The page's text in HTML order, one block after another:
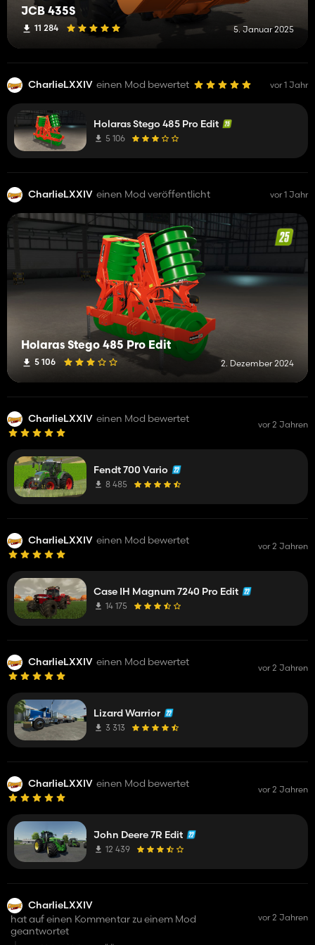
JCB 435S
11 284 5. Januar 2025
CharlieLXXIV einen Mod bewertet vor 1 Jahr
Holaras Stego 485 Pro Edit
5 106
CharlieLXXIV einen Mod veröffentlicht vor 1 Jahr
Holaras Stego 485 Pro Edit
5 106 2. Dezember 2024
CharlieLXXIV einen Mod bewertet vor 2 Jahren
Fendt 700 Vario
8 485
CharlieLXXIV einen Mod bewertet vor 2 Jahren
Case IH Magnum 7240 Pro Edit
14 175
CharlieLXXIV einen Mod bewertet vor 2 Jahren
Lizard Warrior
3 313
CharlieLXXIV einen Mod bewertet vor 2 Jahren
John Deere 7R Edit
12 439
CharlieLXXIV
hat auf einen Kommentar zu einem Mod
geantwortet
vor 2 Jahren